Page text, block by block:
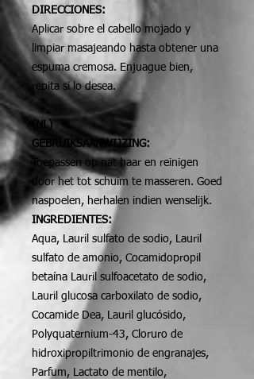
DIRECCIONES:
Aplicar sobre el cabello mojado y
limpiar masajeando hasta obtener una
espuma cremosa. Enjuague bien,
repita si lo desea.
(NL)
GEBRUIKSAANWIJZING:
Toepassen op nat haar en reinigen
door het tot schuim te masseren. Goed
naspoelen, herhalen indien wenselijk.
INGREDIENTES:
Aqua, Lauril sulfato de sodio, Lauril
sulfato de amonio, Cocamidopropil
betaína Lauril sulfoacetato de sodio,
Lauril glucosa carboxilato de sodio,
Cocamide Dea, Lauril glucósido,
Polyquaternium-43, Cloruro de
hidroxipropiltrimonio de engranajes,
Parfum, Lactato de mentilo,